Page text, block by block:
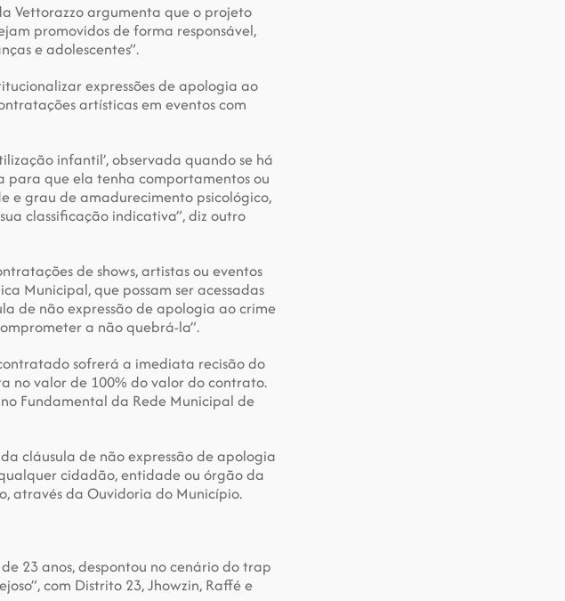
Vettorazzo argumenta que o projeto
promovidos de forma responsável,
e adolescentes”.
expressões de apologia ao
artísticas em eventos com
infantil’, observada quando se há
que ela tenha comportamentos ou
e grau de amadurecimento psicológico,
classificação indicativa”, diz outro
de shows, artistas ou eventos
Municipal, que possam ser acessadas
de não expressão de apologia ao crime
a não quebrá-la”.
sofrerá a imediata recisão do
no valor de 100% do valor do contrato.
Fundamental da Rede Municipal de
cláusula de não expressão de apologia
cidadão, entidade ou órgão da
através da Ouvidoria do Município.
23 anos, despontou no cenário do trap
com Distrito 23, Jhowzin, Raffé e